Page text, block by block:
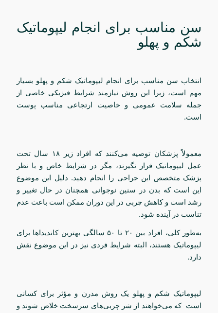
سن مناسب برای انجام لیپوماتیک
شکم و پهلو
انتخاب سن مناسب برای انجام لیپوماتیک شکم و پهلو بسیار
مهم است، زیرا این روش نیازمند شرایط فیزیکی خاصی از
جمله سلامت عمومی و خاصیت ارتجاعی مناسب پوست
است.
معمولاً پزشکان توصیه می‌کنند که افراد زیر ۱۸ سال تحت
عمل لیپوماتیک قرار نگیرند، مگر در شرایط خاص و با نظر
پزشک متخصص این جراحی را انجام دهید. دلیل این موضوع
این است که بدن در سنین نوجوانی همچنان در حال تغییر و
رشد است و کاهش چربی در این دوران ممکن است باعث عدم
تناسب در آینده شود.
به‌طور کلی، افراد بین ۲۰ تا ۵۰ سالگی بهترین کاندیداها برای
لیپوماتیک هستند، البته شرایط فردی نیز در این موضوع نقش
دارد.
لیپوماتیک شکم و پهلو یک روش مدرن و مؤثر برای کسانی
است که می‌خواهند از شر چربی‌های سرسخت خلاص شوند و